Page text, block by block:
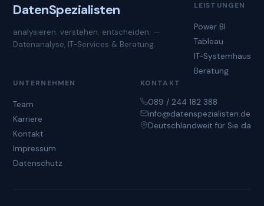
DatenSpezialisten
analysieren. verstehen. entscheiden. —
Datenanalyse, IT-Services & Beratung.
LEISTUNGEN
Power BI
Tableau
IT-Systemhaus
Beratung
UNTERNEHMEN
Team
Karriere
Kontakt
Impressum
Datenschutz
KONTAKT
089 / 244 182 388
info@datenspezialisten.de
Deutschlandweit für Sie da